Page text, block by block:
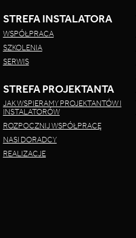
STREFA INSTALATORA
WSPÓŁPRACA
SZKOLENIA
SERWIS
STREFA PROJEKTANTA
JAK WSPIERAMY PROJEKTANTÓW I
INSTALATORÓW
ROZPOCZNIJ WSPÓŁPRACĘ
NASI DORADCY
REALIZACJE